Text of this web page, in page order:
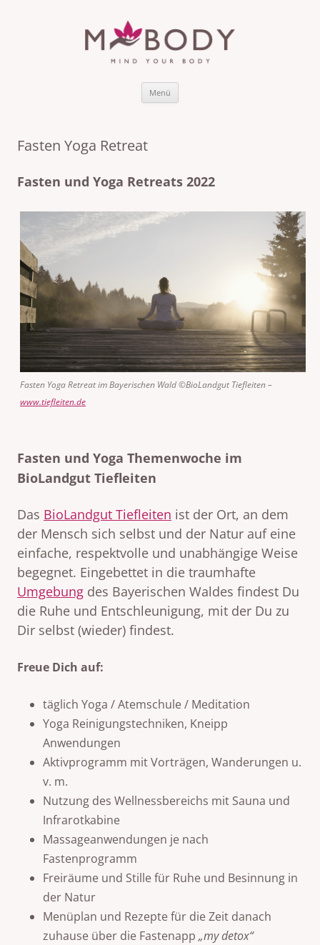
MBODY Mindful Bodywork & Yoga
for Active Living
Reset from stress to relax.
Menü
Fasten Yoga Retreat
Fasten und Yoga Retreats 2022
Fasten Yoga Retreat im Bayerischen Wald ©BioLandgut Tiefleiten –
www.tiefleiten.de
Fasten und Yoga Themenwoche im
BioLandgut Tiefleiten
Das BioLandgut Tiefleiten ist der Ort, an dem
der Mensch sich selbst und der Natur auf eine
einfache, respektvolle und unabhängige Weise
begegnet. Eingebettet in die traumhafte
Umgebung des Bayerischen Waldes findest Du
die Ruhe und Entschleunigung, mit der Du zu
Dir selbst (wieder) findest.
Freue Dich auf:
täglich Yoga / Atemschule / Meditation
Yoga Reinigungstechniken, Kneipp
Anwendungen
Aktivprogramm mit Vorträgen, Wanderungen u.
v. m.
Nutzung des Wellnessbereichs mit Sauna und
Infrarotkabine
Massageanwendungen je nach
Fastenprogramm
Freiräume und Stille für Ruhe und Besinnung in
der Natur
Menüplan und Rezepte für die Zeit danach
zuhause über die Fastenapp „my detox“